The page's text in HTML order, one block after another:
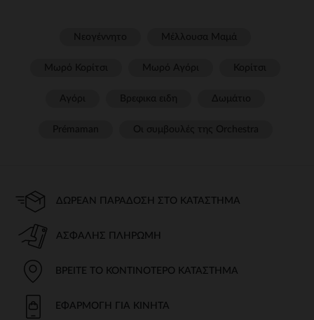
ΔΩΡΕΆΝ ΠΑΡΆΔΟΣΗ ΣΤΟ ΚΑΤΆΣΤΗΜΑ
ΑΣΦΑΛΉΣ ΠΛΗΡΩΜΉ
ΒΡΕΊΤΕ ΤΟ ΚΟΝΤΙΝΌΤΕΡΟ ΚΑΤΆΣΤΗΜΑ
ΕΦΑΡΜΟΓΉ ΓΙΑ ΚΙΝΗΤΆ